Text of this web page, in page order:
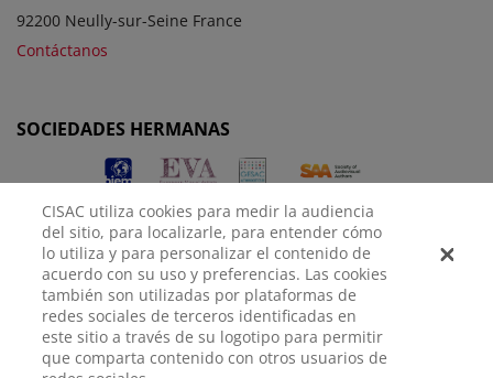
92200 Neully-sur-Seine France
Contáctanos
SOCIEDADES HERMANAS
AVISO
LEGAL
POLÍTICA DE
PRIVACIDAD
CONFIGURACIÓN DE
COOKIES
CISAC utiliza cookies para medir la audiencia
del sitio, para localizarle, para entender cómo
lo utiliza y para personalizar el contenido de
acuerdo con su uso y preferencias. Las cookies
también son utilizadas por plataformas de
redes sociales de terceros identificadas en
este sitio a través de su logotipo para permitir
que comparta contenido con otros usuarios de